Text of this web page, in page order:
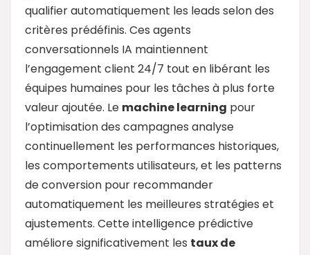
qualifier automatiquement les leads selon des
critères prédéfinis. Ces agents
conversationnels IA maintiennent
l’engagement client 24/7 tout en libérant les
équipes humaines pour les tâches à plus forte
valeur ajoutée. Le machine learning pour
l’optimisation des campagnes analyse
continuellement les performances historiques,
les comportements utilisateurs, et les patterns
de conversion pour recommander
automatiquement les meilleures stratégies et
ajustements. Cette intelligence prédictive
améliore significativement les taux de